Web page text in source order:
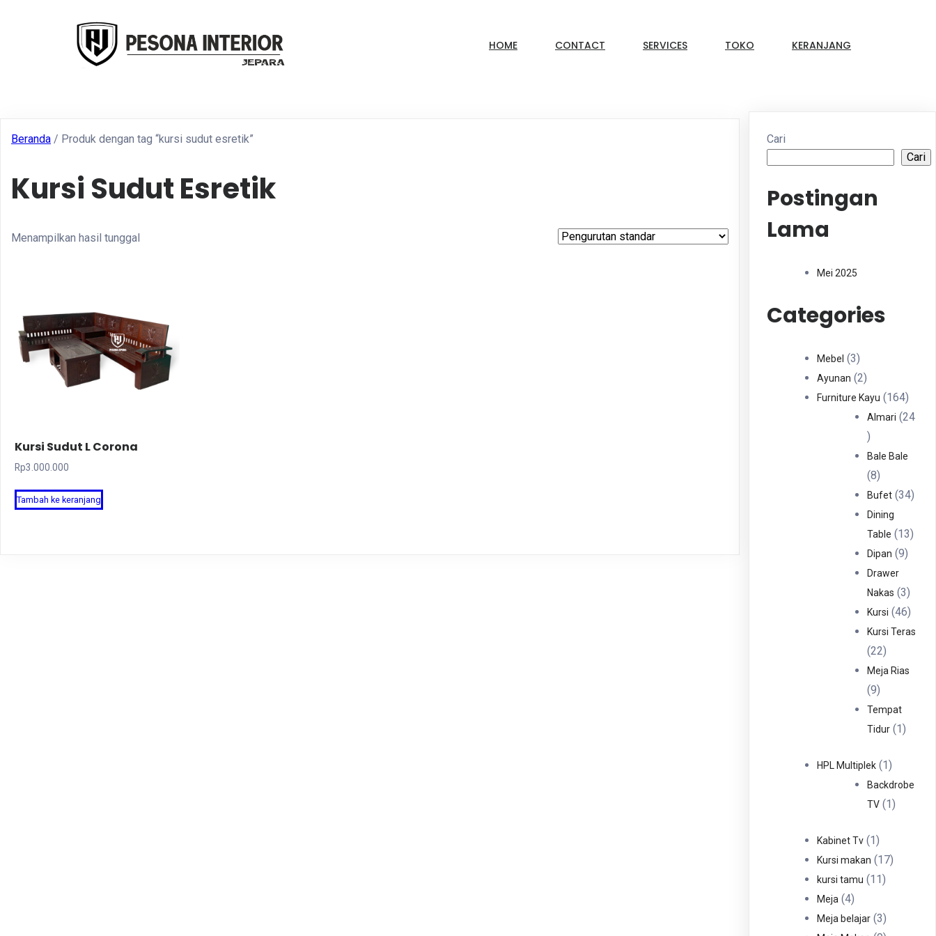
HOME CONTACT SERVICES TOKO KERANJANG
Beranda / Produk dengan tag “kursi sudut esretik”
Kursi Sudut Esretik
Menampilkan hasil tunggal
Kursi Sudut L Corona
Rp3.000.000
Tambah ke keranjang
Cari
Cari
Postingan
Lama
Mei 2025
Categories
Mebel 33
Produk
Ayunan 22
Produk
Furniture Kayu 164164
Almari
24
24
Produk
Bale Bale
88
Produk
Bufet 3434
Dining
Table
1313
Dipan 99
Drawer
Nakas
33
Kursi 4646
Kursi Teras
2222
Produk
Meja Rias
99
Produk
Tempat
Tidur
11
HPL Multiplek 11
Produk
Backdrobe
TV
11
Kabinet Tv 11
Produk
Kursi makan 1717
kursi tamu 1111
Meja 44
Produk
Meja belajar 33